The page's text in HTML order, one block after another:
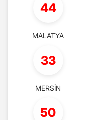
44
MALATYA
33
MERSİN
50